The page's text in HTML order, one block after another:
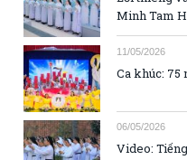
Minh Tam
11/05/2026
Ca khúc: 75
06/05/2026
Video: